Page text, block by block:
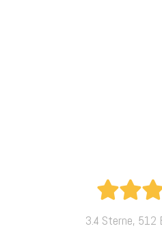
3.4 Sterne, 512